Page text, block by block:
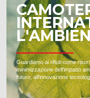
Guardiamo ai rifiuti come
minimizzazione dell'impatto
futuro, all'innovazione